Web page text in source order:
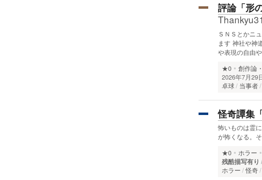
評論「形
ＳＮＳとかニ
ます 神社や神
や表現の自由
★0 創作論
2026年7月29
卓球
当事者
怪奇譚集
怖いものは霊
が怖くなる。
★0 ホラー
残酷描写有り
ホラー
怪奇